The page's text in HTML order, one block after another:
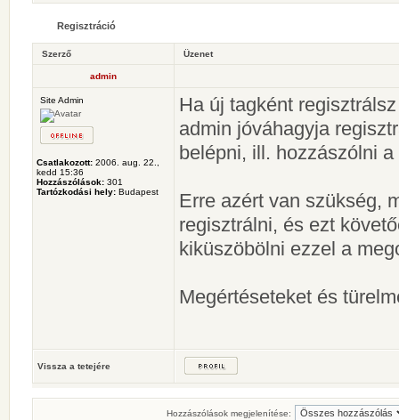
Regisztráció
Szerző Üzenet
admin
Site Admin
Csatlakozott: 2006. aug. 22.,
kedd 15:36
Hozzászólások: 301
Tartózkodási hely: Budapest
Ha új tagként
admin jóváhagyja
belépni, ill. hozzászólni
Erre azért van szükség,
regisztrálni, és ezt
kiküszöbölni ezzel a
Megértéseteket és
Vissza a tetejére
Hozzászólások megjelenítése: